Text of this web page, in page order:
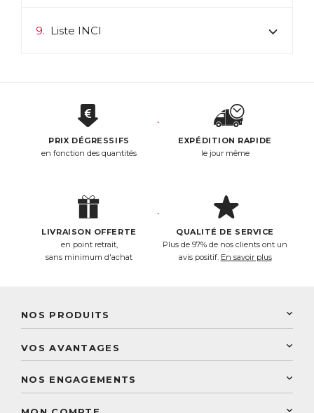
9. Liste INCI
PRIX DÉGRESSIFS
en fonction des quantités
EXPÉDITION RAPIDE
le jour même
LIVRAISON OFFERTE
en point retrait,
sans minimum d'achat
QUALITÉ DE SERVICE
Plus de 97% de nos clients ont un
avis positif. En savoir plus
NOS PRODUITS
Laboratoire Landais
Découvrez le catalogue
VOS AVANTAGES
Paiement sécurisé
NOS ENGAGEMENTS